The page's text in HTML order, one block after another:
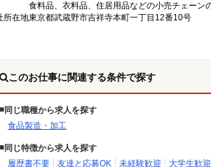
食料品、衣料品、住居用品などの小売チェーン
所在地東京都武蔵野市吉祥寺本町一丁目12番10号
このお仕事に関連する条件で探す
同じ職種から求人を探す
食品製造・加工
同じ特徴から求人を探す
履歴書不要
友達と応募OK 未経験歓迎 大学生歓迎